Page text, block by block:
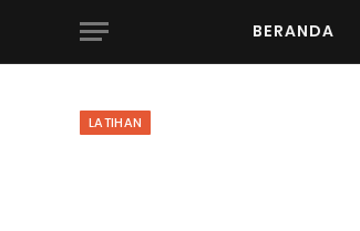
BERANDA
LATIHAN